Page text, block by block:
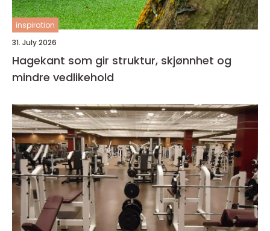
inspiration
31. July 2026
Hagekant som gir struktur, skjønnhet og
mindre vedlikehold